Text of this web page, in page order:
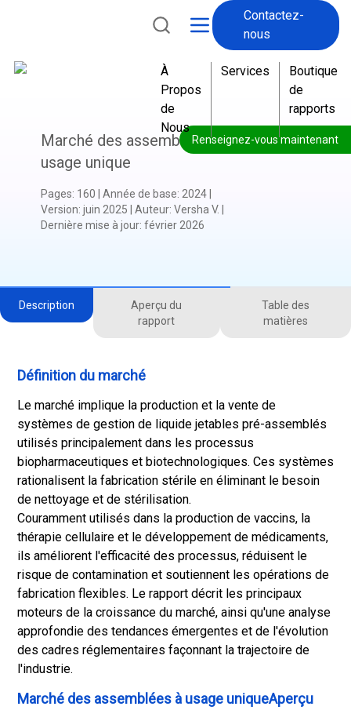
Contactez-
nous
À
Propos
de
Nous
Services
Boutique
de
rapports
Renseignez-vous maintenant
Marché des assemblées à
usage unique
Pages: 160 Année de base: 2024
Version: juin 2025 Auteur: Versha V.
Dernière mise à jour: février 2026
Description
Aperçu du
rapport
Table des
matières
Définition du marché
Le marché implique la production et la vente de
systèmes de gestion de liquide jetables pré-assemblés
utilisés principalement dans les processus
biopharmaceutiques et biotechnologiques. Ces systèmes
rationalisent la fabrication stérile en éliminant le besoin
de nettoyage et de stérilisation.
Couramment utilisés dans la production de vaccins, la
thérapie cellulaire et le développement de médicaments,
ils améliorent l'efficacité des processus, réduisent le
risque de contamination et soutiennent les opérations de
fabrication flexibles. Le rapport décrit les principaux
moteurs de la croissance du marché, ainsi qu'une analyse
approfondie des tendances émergentes et de l'évolution
des cadres réglementaires façonnant la trajectoire de
l'industrie.
Marché des assemblées à usage uniqueAperçu